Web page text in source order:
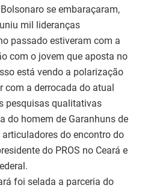
se embaraçaram,
mil lideranças
passado estiveram com a
com o jovem que aposta no
está vendo a polarização
com a derrocada do atual
pesquisas qualitativas
do homem de Garanhuns de
do encontro do
do PROS no Ceará e
foi selada a parceria do